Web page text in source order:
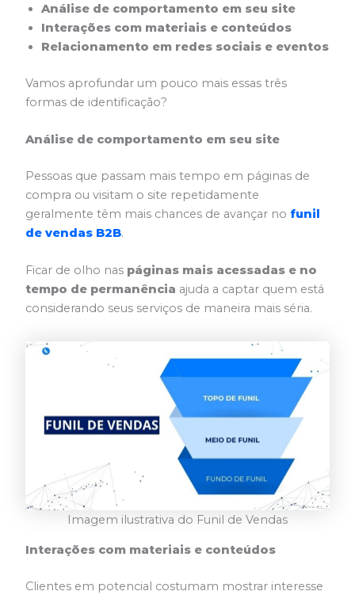
Análise de comportamento em seu site
Interações com materiais e conteúdos
Relacionamento em redes sociais e eventos
Vamos aprofundar um pouco mais essas três
formas de identificação?
Análise de comportamento em seu site
Pessoas que passam mais tempo em páginas de
compra ou visitam o site repetidamente
geralmente têm mais chances de avançar no funil
de vendas B2B.
Ficar de olho nas páginas mais acessadas e no
tempo de permanência ajuda a captar quem está
considerando seus serviços de maneira mais séria.
Imagem ilustrativa do Funil de Vendas
Interações com materiais e conteúdos
Clientes em potencial costumam mostrar interesse